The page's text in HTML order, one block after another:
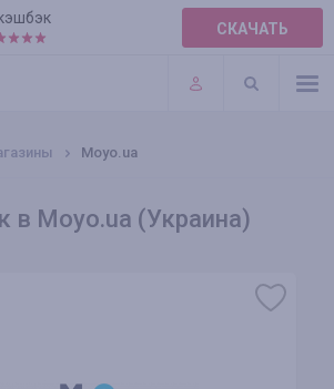
СКАЧАТЬ
Moyo.ua
в Moyo.ua (Украина)